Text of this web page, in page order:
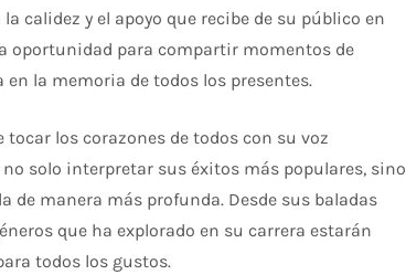
calidez y el apoyo que recibe de su público en
oportunidad para compartir momentos de
la memoria de todos los presentes.
los corazones de todos con su voz
solo interpretar sus éxitos más populares, sino
de manera más profunda. Desde sus baladas
que ha explorado en su carrera estarán
todos los gustos.